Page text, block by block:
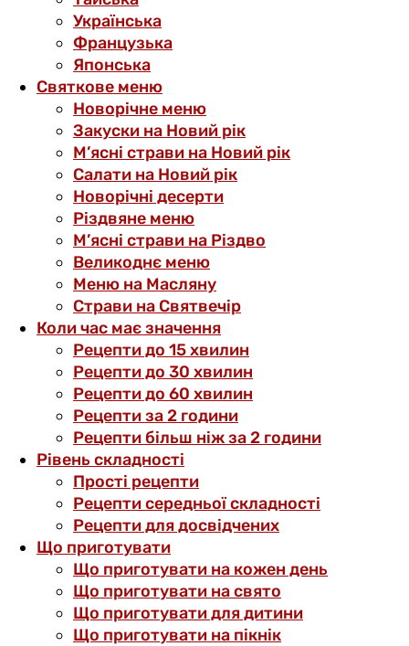
Українська
Французька
Японська
Святкове меню
Новорічне меню
Закуски на Новий рік
М’ясні страви на Новий рік
Салати на Новий рік
Новорічні десерти
Різдвяне меню
М’ясні страви на Різдво
Великоднє меню
Меню на Масляну
Страви на Святвечір
Коли час має значення
Рецепти до 15 хвилин
Рецепти до 30 хвилин
Рецепти до 60 хвилин
Рецепти за 2 години
Рецепти більш ніж за 2 години
Рівень складності
Прості рецепти
Рецепти середньої складності
Рецепти для досвідчених
Що приготувати
Що приготувати на кожен день
Що приготувати на свято
Що приготувати для дитини
Що приготувати на пікнік